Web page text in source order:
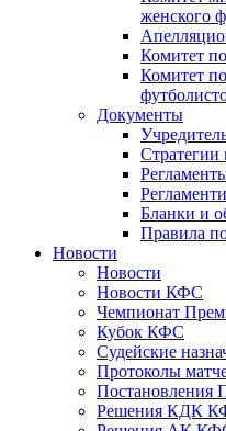
женского
Комитет
Комитет
Документы
Бланки и
Правила
Новости
Новости
Новости КФС
Чемпионат
Кубок КФС
Судейские
Протоколы
Постановления
Решения КДК